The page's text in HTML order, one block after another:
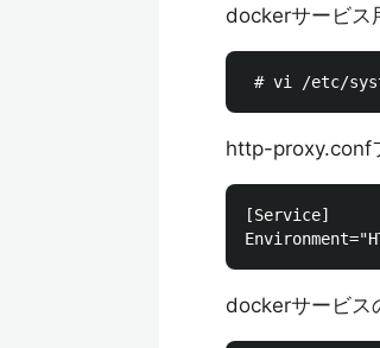
dockerサービス
http-proxy.conf
[Service]
dockerサービス